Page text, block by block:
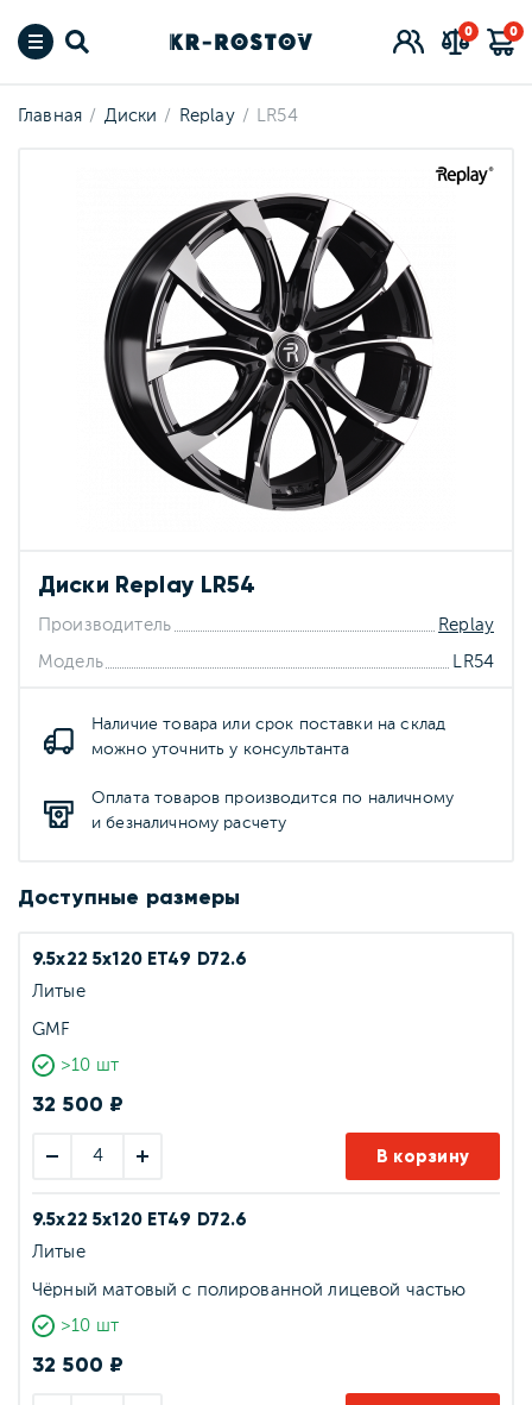
0 0
Главная Диски Replay LR54
Диски Replay LR54
Производитель Replay
Модель LR54
Наличие товара или срок поставки на склад
можно уточнить у консультанта
Оплата товаров производится по наличному
и безналичному расчету
Доступные размеры
9.5x22 5x120 ET49 D72.6
Литые
GMF
>10 шт
32 500 ₽
В корзину
9.5x22 5x120 ET49 D72.6
Литые
Чёрный матовый с полированной лицевой частью
>10 шт
32 500 ₽